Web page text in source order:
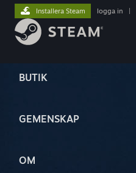
BUTIK
GEMENSKAP
OM
Installera Steam logga in